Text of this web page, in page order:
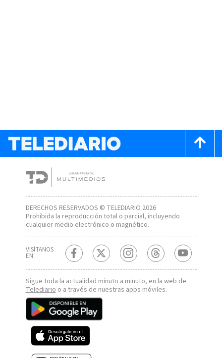
DERECHOS RESERVADOS © TELEDIARIO 2026
Prohibida la reproducción total o parcial, incluyendo
cualquier medio electrónico o magnético.
VISÍTANOS
EN
Sigue toda la actualidad minuto a minuto, en la web de
Telediario o a través de nuestras apps móviles.